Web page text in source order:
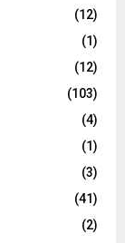
(12)
(1)
(12)
(103)
(4)
(1)
(3)
(41)
(2)